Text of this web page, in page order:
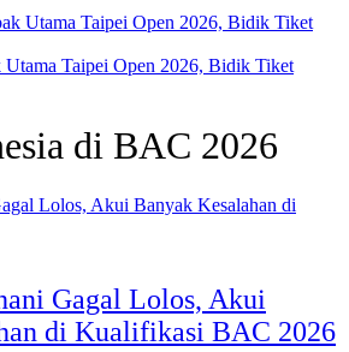
Taipei Open 2026, Bidik Tiket
di BAC 2026
Gagal Lolos, Akui
di Kualifikasi BAC 2026